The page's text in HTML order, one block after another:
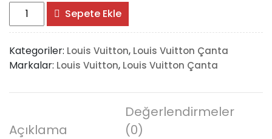
Louis
Vuitton
Ponthieu
Bag
adet
Sepete Ekle
Kategoriler: Louis Vuitton, Louis Vuitton Çanta
Markalar: Louis Vuitton, Louis Vuitton Çanta
Açıklama
Değerlendirmeler
(0)